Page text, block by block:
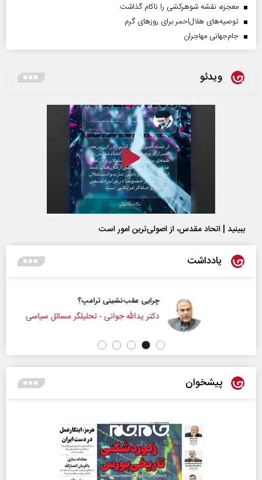
معجزه، نقشه شوهرکشی را ناکام گذاشت
توصیه‌های هلال‌احمر برای روز‌های گرم
جام‌جهانی مهاجران
ویدئو
ببینید | اتحاد مقدس، از اصولی‌ترین امور است
یادداشت
چرایی عقب‌نشینی ترامپ؟
دکتر یدالله جوانی - تحلیلگر مسائل سیاسی
پیشخوان